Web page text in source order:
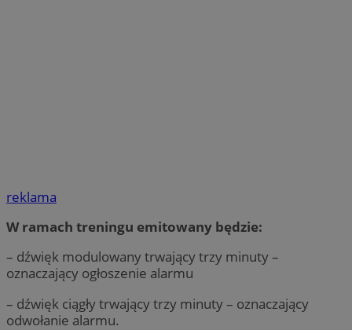
reklama
W ramach treningu emitowany będzie:
– dźwięk modulowany trwający trzy minuty –
oznaczający ogłoszenie alarmu
– dźwięk ciągły trwający trzy minuty – oznaczający
odwołanie alarmu.